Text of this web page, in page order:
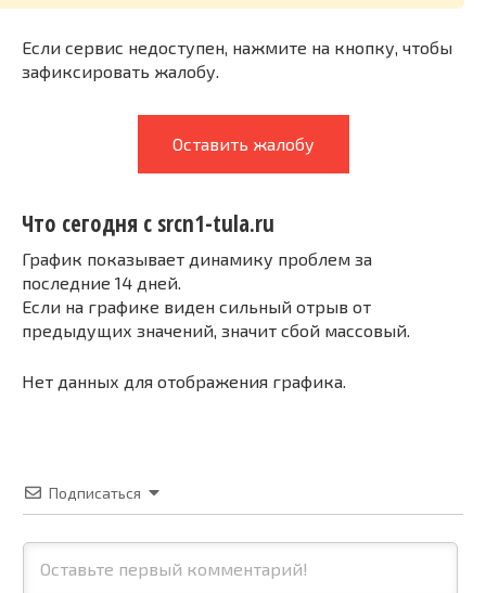
Если сервис недоступен, нажмите на кнопку, чтобы
зафиксировать жалобу.
Оставить жалобу
Что сегодня с srcn1-tula.ru
График показывает динамику проблем за
последние 14 дней.
Если на графике виден сильный отрыв от
предыдущих значений, значит сбой массовый.
Нет данных для отображения графика.
Подписаться